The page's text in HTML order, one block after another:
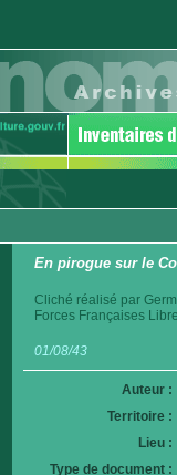
En pirogue sur le
Cliché réalisé par
Forces Françaises
01/08/43
Auteur :
Territoire :
Lieu :
Type de document :